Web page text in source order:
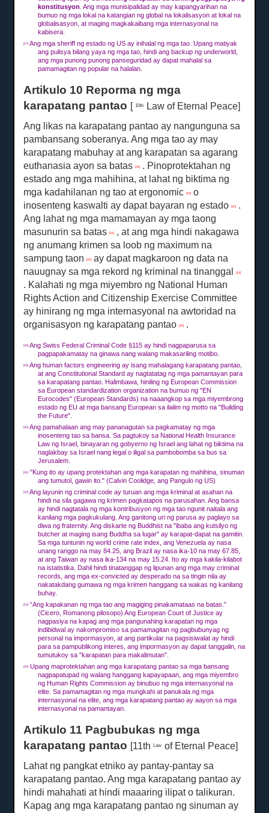
konstitusyon .Ang mga munisipalidad ay may kapangyarihan na
bumuo ng mga lokal na katangian ng global na lokalisasyon at lokal na
globalisasyon, at maging magkakaibang mga internasyonal na
kabisera.
[27] Ang mga sheriff ng estado ng US ay inihalal ng mga tao.Upang matiyak
ang pulisya bilang yaya ng mga tao, hindi ang backup ng underworld,
ang mga punong punong panseguridad ay dapat mahalal sa
pamamagitan ng popular na halalan.
Artikulo 10 Reporma ng mga
karapatang pantao [10th
Law of Eternal Peace]
Ang likas na karapatang pantao ay nangunguna sa
pambansang soberanya.Ang mga tao ay may
karapatang mabuhay at ang karapatan sa agarang
euthanasia ayon sa batas[28] . Pinoprotektahan ng
estado ang mga mahihina, at lahat ng biktima ng
mga kadahilanan ng tao at ergonomic[29]
o
inosenteng kaswalti ay dapat bayaran ng estado[30]
.
Ang lahat ng mga mamamayan ay mga taong
masunurin sa batas[31]
, at ang mga hindi nakagawa
ng anumang krimen sa loob ng maximum na
sampung taon[32]
ay dapat magkaroon ng data na
nauugnay sa mga rekord ng kriminal na tinanggal[33]
. Kalahati ng mga miyembro ng National Human
Rights Action and Citizenship Exercise Committee
ay hinirang ng mga internasyonal na awtoridad na
organisasyon ng karapatang pantao[34] .
[28] Ang Swiss Federal Criminal Code §115 ay hindi nagpaparusa sa
pagpapakamatay na ginawa nang walang makasariling motibo.
[29] Ang human factors engineering ay isang mahalagang karapatang pantao,
at ang Constitutional Standard ay nagtatatag ng mga pamantayan para
sa karapatang pantao.Halimbawa, hiniling ng European Commission
sa European standardization organization na bumuo ng "EN
Eurocodes" (European Standards) na naaangkop sa mga miyembrong
estado ng EU at mga bansang European sa ilalim ng motto na "Building
the Future".
[30] Ang pamahalaan ang may pananagutan sa pagkamatay ng mga
inosenteng tao sa bansa.Sa pagtukoy sa National Health Insurance
Law ng Israel, binayaran ng gobyerno ng Israel ang lahat ng biktima na
naglakbay sa Israel nang legal o iligal sa pambobomba sa bus sa
Jerusalem.
[31]
"Kung ito ay upang protektahan ang mga karapatan ng mahihina, sinuman
ang tumutol, gawin ito."(Calvin Coolidge, ang Pangulo ng US)
[32] Ang layunin ng criminal code ay turuan ang mga kriminal at asahan na
hindi na sila gagawa ng krimen pagkatapos na parusahan.Ang bansa
ay hindi nagtatala ng mga kontribusyon ng mga tao ngunit naitala ang
kanilang mga pagkukulang.Ang ganitong uri ng parusa ay paglayo sa
diwa ng fraternity.Ang diskarte ng Buddhist na "ibaba ang kutsilyo ng
butcher at maging isang Buddha sa lugar" ay karapat-dapat na gamitin.
Sa mga tuntunin ng world crime rate index, ang Venezuela ay nasa
unang ranggo na may 84.25, ang Brazil ay nasa ika-10 na may 67.85,
at ang Taiwan ay nasa ika-134 na may 15.24. Ito ay mga kakila-kilabot
na istatistika.Dahil hindi tinatanggap ng lipunan ang mga may criminal
records, ang mga ex-convicted ay desperado na sa tingin nila ay
nakatakdang gumawa ng mga krimen hanggang sa wakas ng kanilang
buhay.
[33]
“Ang kapakanan ng mga tao ang magiging pinakamataas na batas.”
(Cicero, Romanong pilosopo) Ang European Court of Justice ay
nagpasiya na kapag ang mga pangunahing karapatan ng mga
indibidwal ay nakompromiso sa pamamagitan ng pagbubunyag ng
personal na impormasyon, at ang partikular na pagsisiwalat ay hindi
para sa pampublikong interes, ang impormasyon ay dapat tanggalin, na
tumutukoy sa "karapatan para makalimutan”.
[34]
Upang maprotektahan ang mga karapatang pantao sa mga bansang
nagpapatupad ng walang hanggang kapayapaan, ang mga miyembro
ng Human Rights Commission ay binubuo ng mga internasyonal na
elite.Sa pamamagitan ng mga mungkahi at panukala ng mga
internasyonal na elite, ang mga karapatang pantao ay aayon sa mga
internasyonal na pamantayan.
Artikulo 11 Pagbubukas ng mga
karapatang pantao [11thLaw
of Eternal Peace]
Lahat ng pangkat etniko ay pantay-pantay sa
karapatang pantao.Ang mga karapatang pantao ay
hindi mahahati at hindi maaaring ilipat o talikuran.
Kapag ang mga karapatang pantao ng sinuman ay